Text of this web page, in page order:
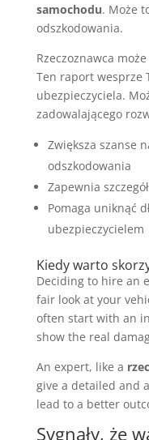
samochodu. Może
odszkodowania.
Rzeczoznawca
Ten raport wesprze
ubezpieczyciela.
zadowalającego
Zwiększa szanse
odszkodowania
Zapewnia
Pomaga uniknąć
ubezpieczycielem
Kiedy warto
Deciding to hire an
fair look at your
often start with an
show the real
An expert, like a
give a detailed and
lead to a better
Sygnały, że